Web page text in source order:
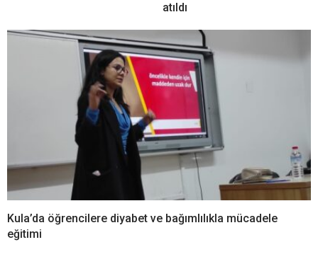
atıldı
Kula’da öğrencilere diyabet ve bağımlılıkla mücadele
eğitimi